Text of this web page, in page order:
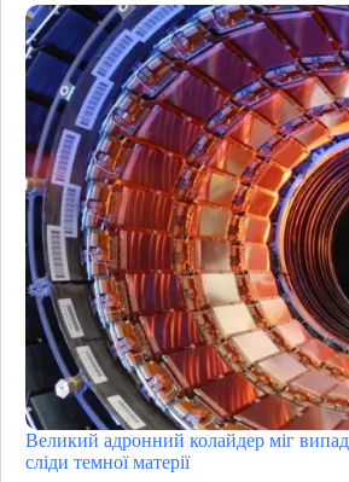
Великий адронний колайдер міг
сліди темної матерії